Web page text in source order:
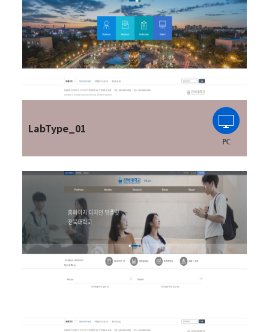
LabType_01